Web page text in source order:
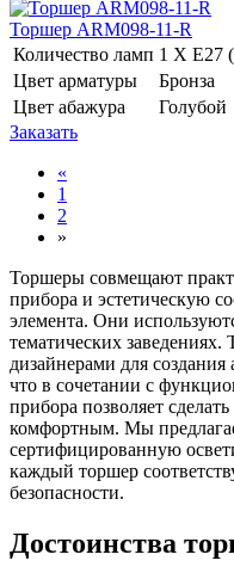
Торшер ARM098-11-R
Количество ламп 1 Х E27
Цвет арматуры
Бронза
Цвет абажура
Голубой
Заказать
«
1
2
»
Торшеры совмещают
прибора и эстетическую
элемента. Они
тематических
дизайнерами для
что в сочетании с
прибора позволяет
комфортным. Мы
сертифицированную
каждый торшер
безопасности.
Достоинства